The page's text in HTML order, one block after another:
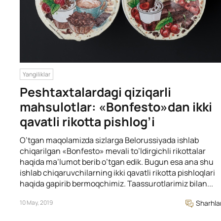
Yangiliklar
Peshtaxtalardagi qiziqarli
mahsulotlar: «Bonfesto»dan ikki
qavatli rikotta pishlog’i
O’tgan maqolamizda sizlarga Belorussiyada ishlab
chiqarilgan «Bonfesto» mevali to’ldirgichli rikottalar
haqida ma’lumot berib o’tgan edik. Bugun esa ana shu
ishlab chiqaruvchilarning ikki qavatli rikotta pishloqlari
haqida gapirib bermoqchimiz. Taassurotlarimiz bilan...
10 May, 2019